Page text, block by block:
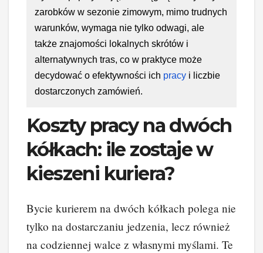
zarobków w sezonie zimowym, mimo trudnych
warunków, wymaga nie tylko odwagi, ale
także znajomości lokalnych skrótów i
alternatywnych tras, co w praktyce może
decydować o efektywności ich pracy i liczbie
dostarczonych zamówień.
Koszty pracy na dwóch
kółkach: ile zostaje w
kieszeni kuriera?
Bycie kurierem na dwóch kółkach polega nie
tylko na dostarczaniu jedzenia, lecz również
na codziennej walce z własnymi myślami. Te